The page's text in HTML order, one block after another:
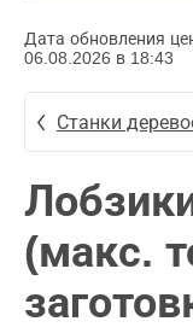
Дата обновления
06.08.2026 в 18:43
Станки
(макс.